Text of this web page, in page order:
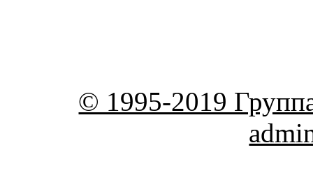
© 1995-2019